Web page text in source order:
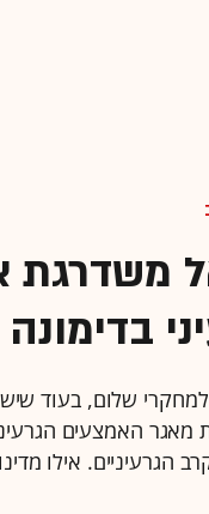
משדרגת
בדימונה
למחקרי שלום, בעוד
האמצעים
הגרעיניים. אילו